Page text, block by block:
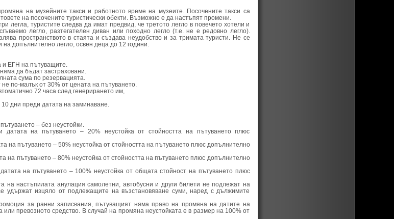
на музейните такси и работното време на музеите. Посочените такси са
на посочените туристически обекти. Възможно е да настъпят промени.
легла, туристите следва да имат предвид, че третото легло в повечето хотели и
легло, разтегателен диван или походно легло (т.е. не е редовно легло).
пространството в стаята и създава неудобство и за тримата туристи. Не се
на допълнително легло, освен деца до 12 години.
и ЕГН на пътуващите.
да бъдат застраховани.
сума по резервацията.
не по-малък от 30% от цената на пътуването.
72 часа след генерирането им,
дни преди датата на заминаване.
– без неустойки.
на пътуването – 20% неустойка от стойността на пътуването плюс
на пътуването – 50% неустойка от стойността на пътуването плюс допълнително
на пътуването – 80% неустойка от стойността на пътуването плюс допълнително
на пътуването – 100% неустойка от общата стойност на пътуването плюс
на настъпилата анулация самолетни, автобусни и други билети не подлежат на
удържат изцяло от подлежащите на възстановяване суми, наред с дължимите
за ранни записвания, пътуващият няма право на промяна на датите на
превозното средство. В случай на промяна неустойката е в размер на 100% от